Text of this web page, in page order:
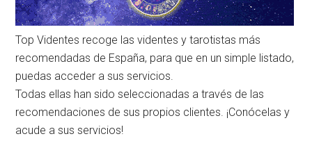
Top Videntes recoge las videntes y tarotistas más
recomendadas de España, para que en un simple listado,
puedas acceder a sus servicios.
Todas ellas han sido seleccionadas a través de las
recomendaciones de sus propios clientes. ¡Conócelas y
acude a sus servicios!